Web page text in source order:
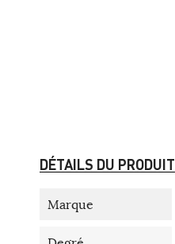
DÉTAILS DU PRODUIT
Marque